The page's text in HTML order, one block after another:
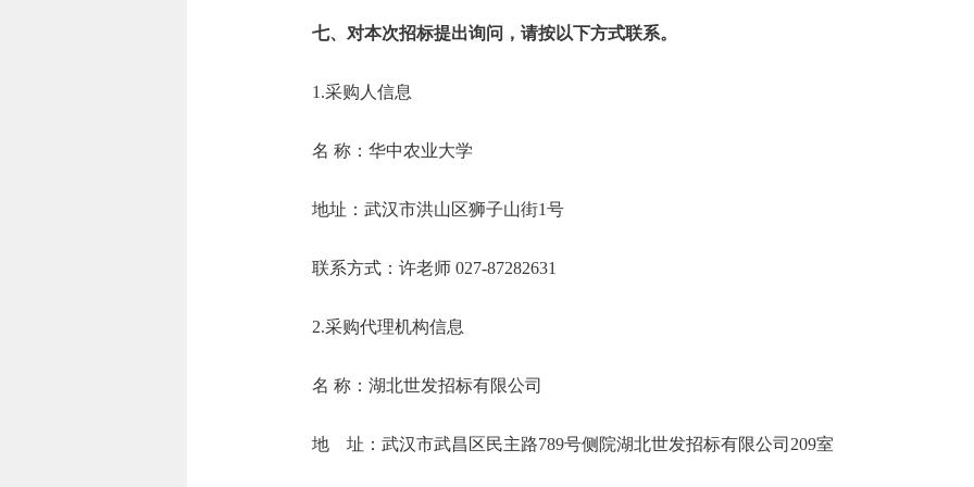
七、对本次招标提出询问，请按以下方式联系。
1.采购人信息
名 称：华中农业大学
地址：武汉市洪山区狮子山街1号
联系方式：许老师 027-87282631
2.采购代理机构信息
名 称：湖北世发招标有限公司
地 址：武汉市武昌区民主路789号侧院湖北世发招标有限公